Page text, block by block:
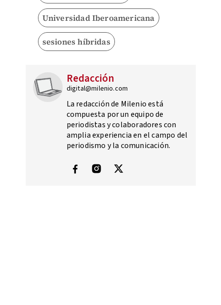
Universidad Iberoamericana
sesiones híbridas
Redacción
digital@milenio.com
La redacción de Milenio está
compuesta por un equipo de
periodistas y colaboradores con
amplia experiencia en el campo del
periodismo y la comunicación.